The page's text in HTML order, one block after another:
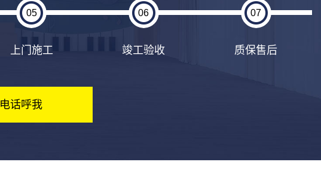
05
上门施工
06
竣工验收
07
质保售后
电话呼我